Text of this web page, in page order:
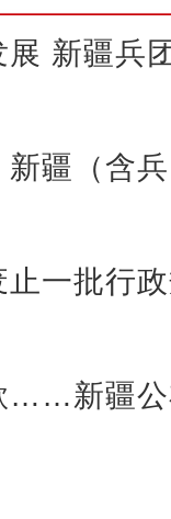
新疆兵
新疆（含
止一批行
……新疆公